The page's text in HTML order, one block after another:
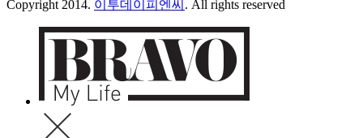
Copyright 2014. 이투데이피엔씨 . All rights reserved